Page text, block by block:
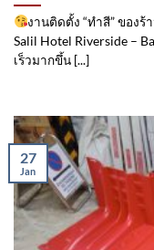
งานติดตั้ง “ทำสี” ของร้
Salil Hotel Riverside –
เร็วมากขึ้น [...]
27
Jan